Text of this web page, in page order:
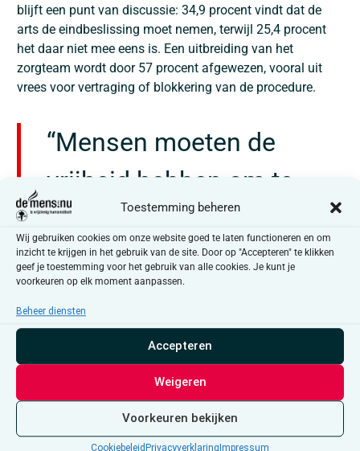
Toestemming beheren
Wij gebruiken cookies om onze website goed te laten functioneren en om
inzicht te krijgen in het gebruik van de site. Door op "Accepteren" te klikken
geef je toestemming voor het gebruik van alle cookies. Je kunt je
voorkeuren op elk moment aanpassen.
Beheer diensten
Accepteren
Weigeren
Voorkeuren bekijken
Cookiebeleid Privacyverklaring Impressum
blijft een punt van discussie: 34,9 procent vindt dat de
arts de eindbeslissing moet nemen, terwijl 25,4 procent
het daar niet mee eens is. Een uitbreiding van het
zorgteam wordt door 57 procent afgewezen, vooral uit
vrees voor vertraging of blokkering van de procedure.
“Mensen moeten de
vrijheid hebben om te
beslissen over hun eigen
levenseinde”
Een opvallend resultaat is de brede afwijzing van de
huidige tijdslimiet van vijf jaar op de wilsverklaring. 66
procent vindt dat die vervaldatum moet verdwijnen.
Distelmans noemt die beperking problematisch, omdat
sommige verklaringen daardoor niet konden worden
uitgevoerd. Hij vergelijkt het met een testament, dat ook
geen vervaldatum heeft. Zijn advies is om een
wilsverklaring tijdig op te stellen, meerdere